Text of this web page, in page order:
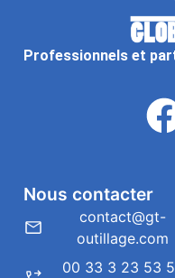
Professionnels et
Nous contacter
contact@gt-
outillage.com
00 33 3 23 53